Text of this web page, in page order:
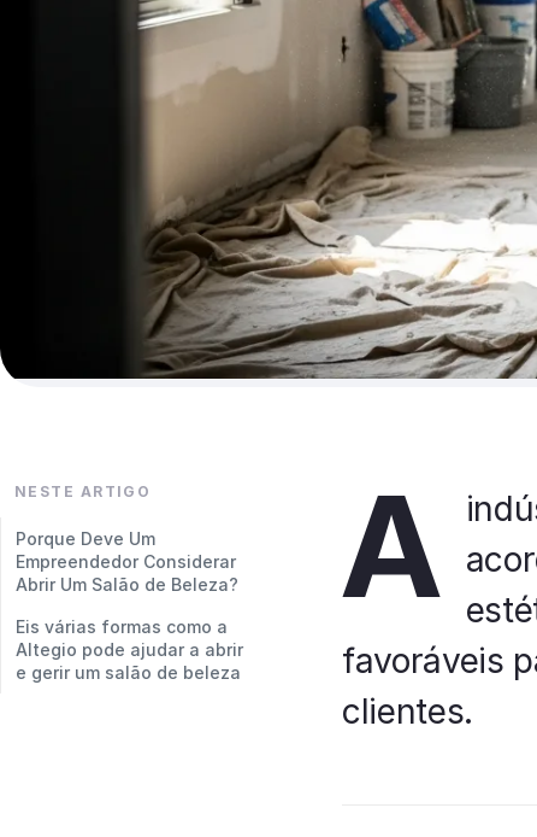
NESTE ARTIGO
Porque Deve Um
Empreendedor Considerar
Abrir Um Salão de Beleza?
Eis várias formas como a
Altegio pode ajudar a abrir
e gerir um salão de beleza
A
favoráveis
clientes.